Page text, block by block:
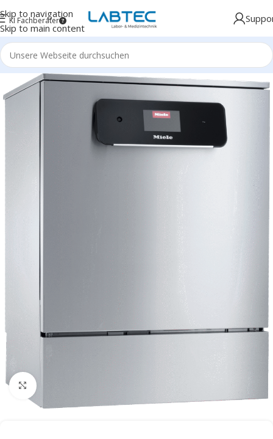
Skip to navigation
Skip to main content
KI Fachberater
Click to enlarge